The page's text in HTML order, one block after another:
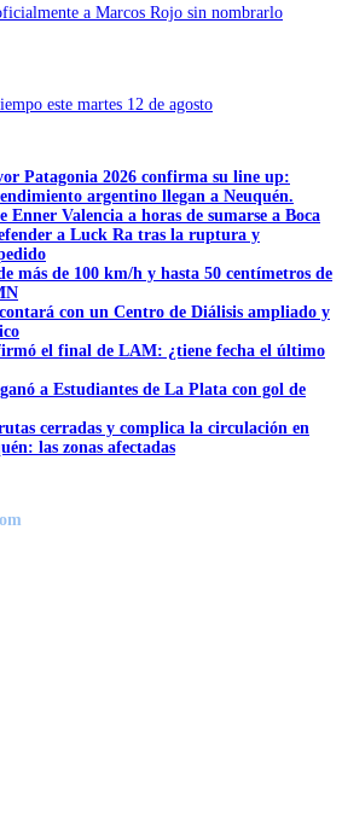
a Marcos Rojo sin nombrarlo
este martes 12 de agosto
Patagonia 2026 confirma su line up:
argentino llegan a Neuquén.
Enner Valencia a horas de sumarse a Boca
a Luck Ra tras la ruptura y
más de 100 km/h y hasta 50 centímetros de
con un Centro de Diálisis ampliado y
el final de LAM: ¿tiene fecha el último
a Estudiantes de La Plata con gol de
cerradas y complica la circulación en
las zonas afectadas